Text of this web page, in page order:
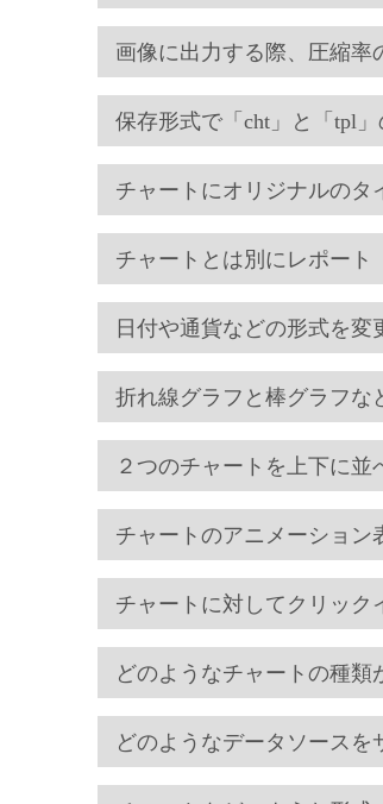
画像に出力する際、圧縮率
保存形式で「cht」と「tpl」
チャートにオリジナルのタ
チャートとは別にレポート
日付や通貨などの形式を変
折れ線グラフと棒グラフな
２つのチャートを上下に並
チャートのアニメーション
チャートに対してクリック
どのようなチャートの種類
どのようなデータソースを